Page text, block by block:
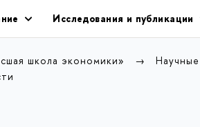
Исследования и публикации
школа экономики»